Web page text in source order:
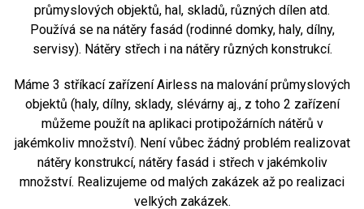
průmyslových objektů, hal, skladů, různých dílen atd.
Používá se na nátěry fasád (rodinné domky, haly, dílny,
servisy). Nátěry střech i na nátěry různých konstrukcí.
Máme 3 stříkací zařízení Airless na malování průmyslových
objektů (haly, dílny, sklady, slévárny aj., z toho 2 zařízení
můžeme použít na aplikaci protipožárních nátěrů v
jakémkoliv množství). Není vůbec žádný problém realizovat
nátěry konstrukcí, nátěry fasád i střech v jakémkoliv
množství. Realizujeme od malých zakázek až po realizaci
velkých zakázek.